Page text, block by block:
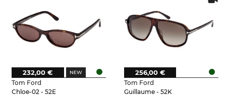
Tom Ford
Chloe-02 - 52E
232,00 €
Tom Ford
Guillaume - 52K
256,00 €